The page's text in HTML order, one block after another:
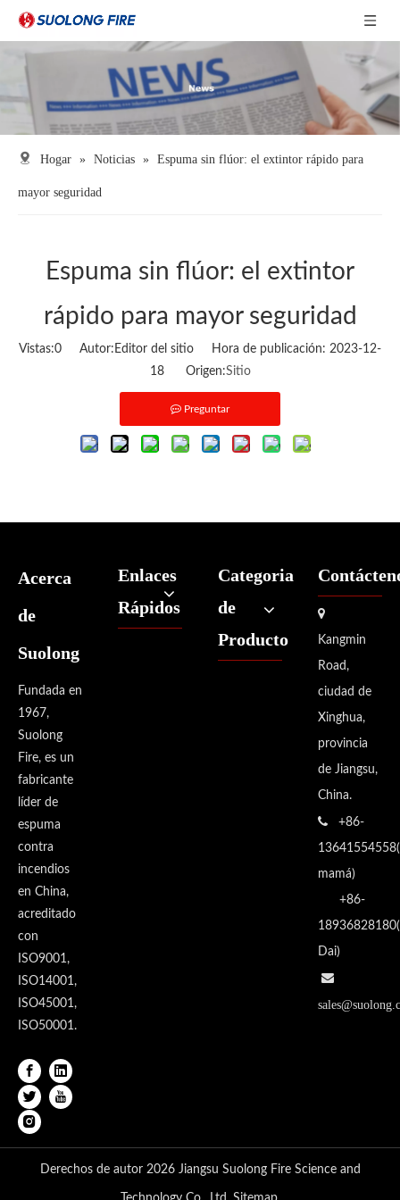
Hogar » Noticias » Espuma sin flúor: el extintor rápido para
mayor seguridad
Espuma sin flúor: el extintor
rápido para mayor seguridad
Vistas:0 Autor:Editor del sitio Hora de publicación: 2023-12-
18 Origen:Sitio
Preguntar
Acerca
de
Suolong
Fundada en
1967,
Suolong
Fire, es un
fabricante
líder de
espuma
contra
incendios
en China,
acreditado
con
ISO9001,
ISO14001,
ISO45001,
ISO50001.
Enlaces
Rápidos
Categoria
de
Producto

Kangmin
Road,
ciudad de
Xinghua,
provincia
de Jiangsu,
China.
 +86-
mamá)
+86-
Dai)

Derechos de autor 2026Jiangsu Suolong Fire Science and